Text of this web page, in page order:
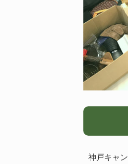
神戸キャ